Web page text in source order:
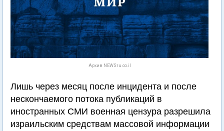
Архив NEWSru.co.il
Лишь через месяц после инцидента и после
нескончаемого потока публикаций в
иностранных СМИ военная цензура разрешила
израильским средствам массовой информации